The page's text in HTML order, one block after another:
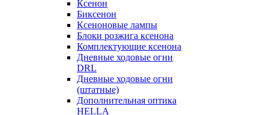
Ксенон
Биксенон
Ксеноновые лампы
Блоки розжига ксенона
Комплектующие ксенона
Дневные ходовые огни
DRL
Дневные ходовые огни
(штатные)
Дополнительная оптика
HELLA